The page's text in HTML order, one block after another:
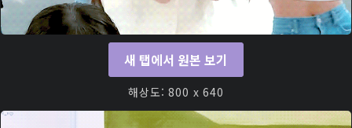
새 탭에서 원본 보기
해상도: 800 x 640